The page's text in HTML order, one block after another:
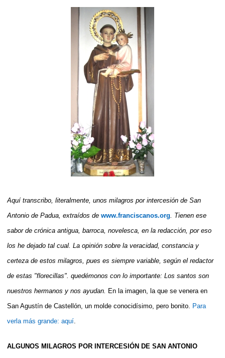
Aquí transcribo, literalmente, unos milagros por intercesión de San
Antonio de Padua, extraídos de www.franciscanos.org . Tienen ese
sabor de crónica antigua, barroca, novelesca, en la redacción, por eso
los he dejado tal cual. La opinión sobre la veracidad, constancia y
certeza de estos milagros, pues es siempre variable, según el redactor
de estas "florecillas". quedémonos con lo importante: Los santos son
nuestros hermanos y nos ayudan.
En la imagen, la que se venera en
San Agustín de Castellón, un molde conocidísimo, pero bonito.
Para
verla más grande: aquí
ALGUNOS MILAGROS POR INTERCESIÓN DE SAN ANTONIO